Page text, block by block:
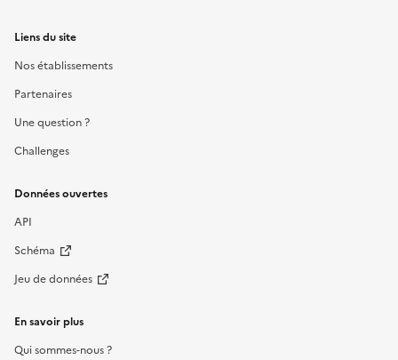
Liens du site
Nos établissements
Partenaires
Une question ?
Challenges
Données ouvertes
API
Schéma
Jeu de données
En savoir plus
Qui sommes-nous ?